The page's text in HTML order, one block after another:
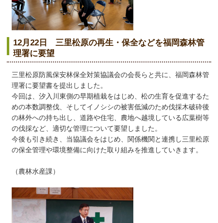
12月22日 三里松原の再生・保全などを福岡森林管
理署に要望
三里松原防風保安林保全対策協議会の会長らと共に、福岡森林管
理署に要望書を提出しました。
今回は、汐入川東側の早期植栽をはじめ、松の生育を促進するた
めの本数調整伐、そしてイノシシの被害低減のため伐採木破砕後
の林外への持ち出し、道路や住宅、農地へ越境している広葉樹等
の伐採など、適切な管理について要望しました。
今後も引き続き、当協議会をはじめ、関係機関と連携し三里松原
の保全管理や環境整備に向けた取り組みを推進していきます。
（農林水産課）